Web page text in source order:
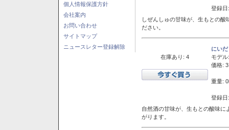
個人情報保護方針
会社案内
お問い合わせ
サイトマップ
ニュースレター登録解除
登録
しぜんしゅの甘味が、生もとの
ださい。
在庫あり: 4
にい
モデル:
価格:
重量:
登録
自然酒の甘味が、生もとの酸味
がります。